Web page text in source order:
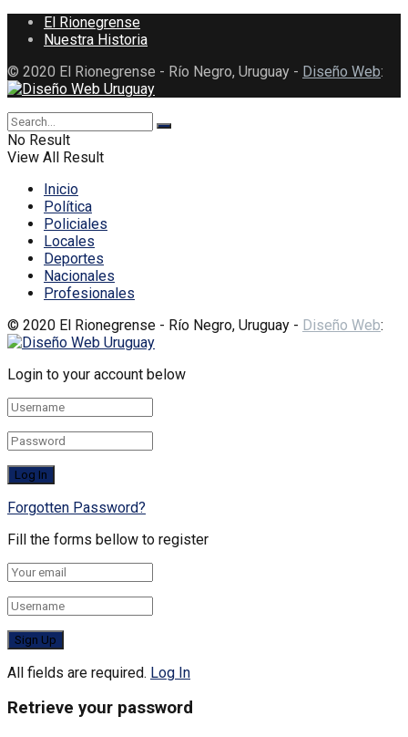
El Rionegrense
Nuestra Historia
© 2020 El Rionegrense - Río Negro, Uruguay - Diseño Web:
No Result
View All Result
Inicio
Política
Policiales
Locales
Deportes
Nacionales
Profesionales
© 2020 El Rionegrense - Río Negro, Uruguay - Diseño Web:
Login to your account below
Forgotten Password?
Fill the forms bellow to register
All fields are required. Log In
Retrieve your password